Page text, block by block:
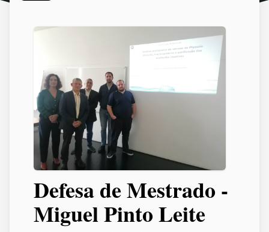
Defesa de Mestrado -
Miguel Pinto Leite